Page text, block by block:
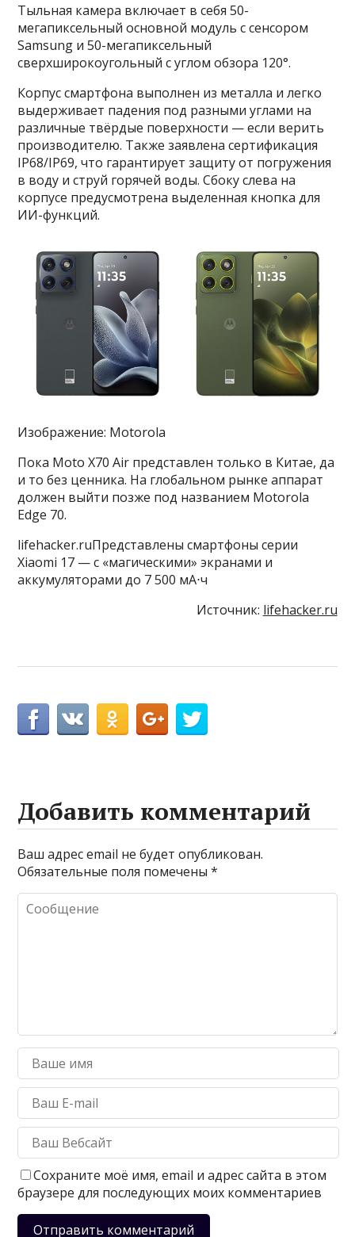
Тыльная камера включает в себя 50-
мегапиксельный основной модуль с сенсором
Samsung и 50-мегапиксельный
сверхширокоугольный с углом обзора 120°.
Корпус смартфона выполнен из металла и легко
выдерживает падения под разными углами на
различные твёрдые поверхности — если верить
производителю. Также заявлена сертификация
IP68/IP69, что гарантирует защиту от погружения
в воду и струй горячей воды. Сбоку слева на
корпусе предусмотрена выделенная кнопка для
ИИ-функций.
Изображение: Motorola
Пока Moto X70 Air представлен только в Китае, да
и то без ценника. На глобальном рынке аппарат
должен выйти позже под названием Motorola
Edge 70.
lifehacker.ruПредставлены смартфоны серии
Xiaomi 17 — с «магическими» экранами и
аккумуляторами до 7 500 мА⋅ч
Источник: lifehacker.ru
Добавить комментарий
Ваш адрес email не будет опубликован.
Обязательные поля помечены*
Сохраните моё имя, email и адрес сайта в этом
браузере для последующих моих комментариев